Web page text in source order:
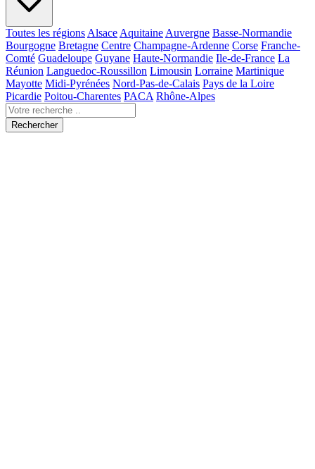
Toutes les régions Alsace Aquitaine Auvergne Basse-Normandie
Bourgogne Bretagne Centre Champagne-Ardenne Corse Franche-
Comté Guadeloupe Guyane Haute-Normandie Ile-de-France La
Réunion Languedoc-Roussillon Limousin Lorraine Martinique
Mayotte Midi-Pyrénées Nord-Pas-de-Calais Pays de la Loire
Picardie Poitou-Charentes PACA Rhône-Alpes
Rechercher